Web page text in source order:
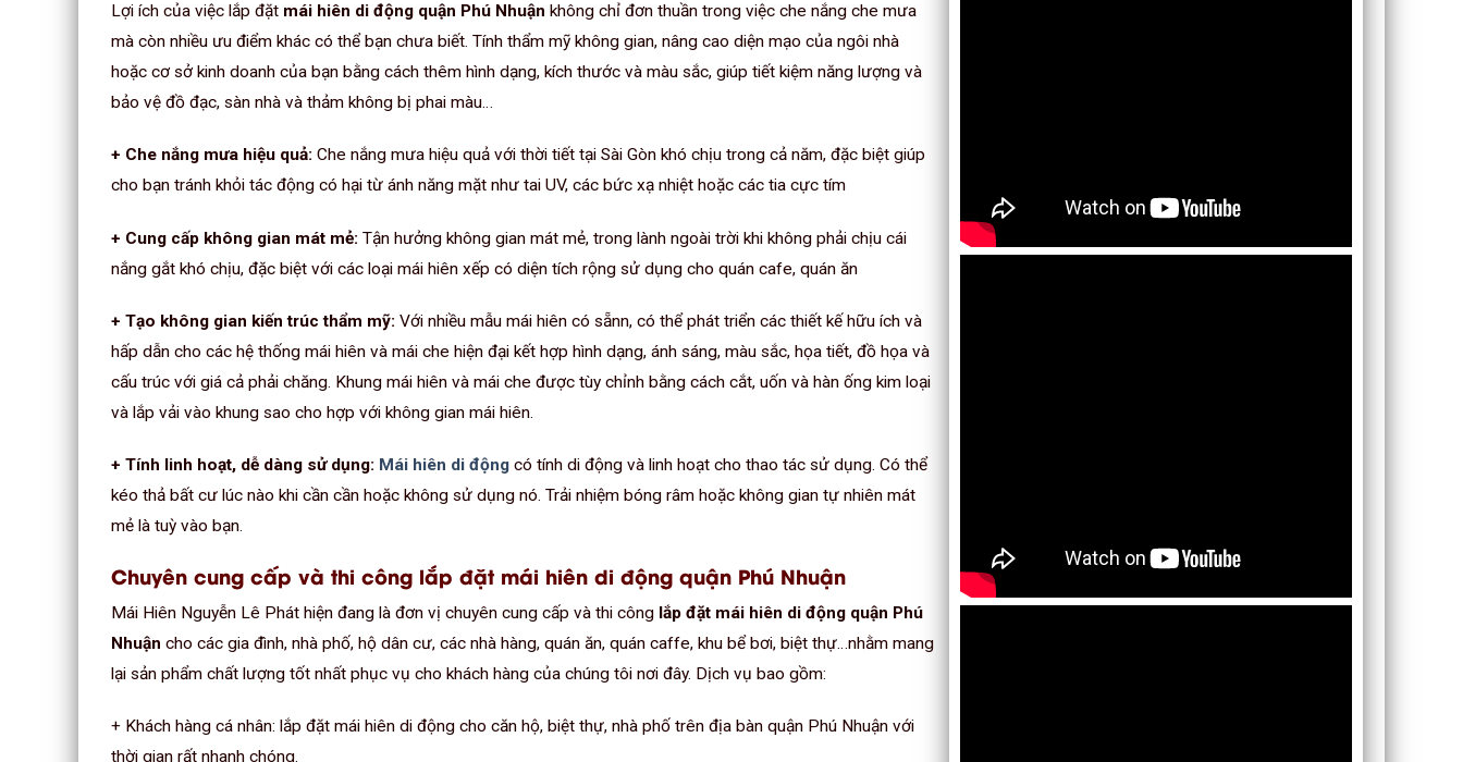
Lợi ích của việc lắp đặt mái hiên di động quận Phú Nhuận không chỉ đơn thuần trong việc che nắng che mưa
mà còn nhiều ưu điểm khác có thể bạn chưa biết. Tính thẩm mỹ không gian, nâng cao diện mạo của ngôi nhà
hoặc cơ sở kinh doanh của bạn bằng cách thêm hình dạng, kích thước và màu sắc, giúp tiết kiệm năng lượng và
bảo vệ đồ đạc, sàn nhà và thảm không bị phai màu…
+ Che nắng mưa hiệu quả: Che nắng mưa hiệu quả với thời tiết tại Sài Gòn khó chịu trong cả năm, đặc biệt giúp
cho bạn tránh khỏi tác động có hại từ ánh năng mặt như tai UV, các bức xạ nhiệt hoặc các tia cực tím
+ Cung cấp không gian mát mẻ: Tận hưởng không gian mát mẻ, trong lành ngoài trời khi không phải chịu cái
nắng gắt khó chịu, đặc biệt với các loại mái hiên xếp có diện tích rộng sử dụng cho quán cafe, quán ăn
+ Tạo không gian kiến trúc thẩm mỹ: Với nhiều mẫu mái hiên có sẵnn, có thể phát triển các thiết kế hữu ích và
hấp dẫn cho các hệ thống mái hiên và mái che hiện đại kết hợp hình dạng, ánh sáng, màu sắc, họa tiết, đồ họa và
cấu trúc với giá cả phải chăng. Khung mái hiên và mái che được tùy chỉnh bằng cách cắt, uốn và hàn ống kim loại
và lắp vải vào khung sao cho hợp với không gian mái hiên.
+ Tính linh hoạt, dễ dàng sử dụng: Mái hiên di động có tính di động và linh hoạt cho thao tác sử dụng. Có thể
kéo thả bất cư lúc nào khi cần cần hoặc không sử dụng nó. Trải nhiệm bóng râm hoặc không gian tự nhiên mát
mẻ là tuỳ vào bạn.
Chuyên cung cấp và thi công lắp đặt mái hiên di động quận Phú Nhuận
Mái Hiên Nguyễn Lê Phát hiện đang là đơn vị chuyên cung cấp và thi công lắp đặt mái hiên di động quận Phú
Nhuận cho các gia đình, nhà phố, hộ dân cư, các nhà hàng, quán ăn, quán caffe, khu bể bơi, biệt thự…nhằm mang
lại sản phẩm chất lượng tốt nhất phục vụ cho khách hàng của chúng tôi nơi đây. Dịch vụ bao gồm:
+ Khách hàng cá nhân: lắp đặt mái hiên di động cho căn hộ, biệt thự, nhà phố trên địa bàn quận Phú Nhuận với
thời gian rất nhanh chóng.